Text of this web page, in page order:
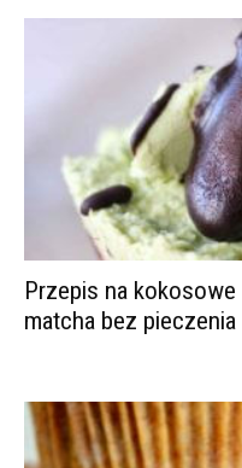
Przepis na
matcha bez pieczenia